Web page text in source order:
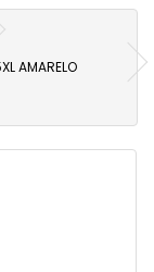
AMARELO